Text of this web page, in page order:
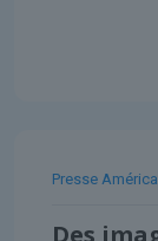
Presse
Des